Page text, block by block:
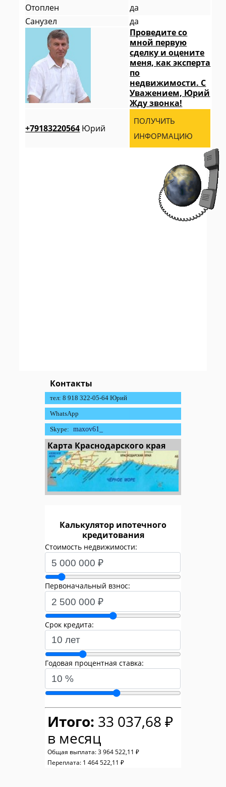
Отоплен
да
Санузел
да
Проведите со
мной первую
сделку и оцените
меня, как эксперта
по
недвижимости. С
Уважением, Юрий
Жду звонка!
+79183220564 Юрий
ПОЛУЧИТЬ
ИНФОРМАЦИЮ
Контакты
тел: 8 918 322-05-64 Юрий
WhatsApp
Skype: maxov61_
Карта Краснодарского края
Калькулятор ипотечного
кредитования
Стоимость недвижимости:
Первоначальный взнос:
Срок кредита:
Годовая процентная ставка:
Итого: 33 037,68 ₽
в месяц
Общая выплата: 3 964 522,11 ₽
Переплата: 1 464 522,11 ₽